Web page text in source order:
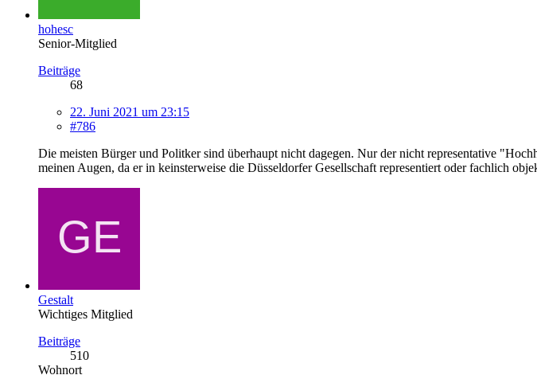
hohesc
Senior-Mitglied
Beiträge
68
22. Juni 2021 um 23:15
#786
Die meisten Bürger und Politker sind überhaupt nicht dagegen. Nur der nicht representative
meinen Augen, da er in keinsterweise die Düsseldorfer Gesellschaft representiert oder fachlich
Gestalt
Wichtiges Mitglied
Beiträge
510
Wohnort